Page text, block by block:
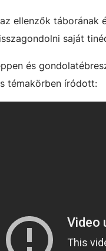
ellenzők táborának
saját
és
témakörben íródott: